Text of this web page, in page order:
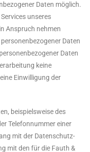
Daten möglich.
unseres
Anspruch nehmen
Daten
Daten
keine
Einwilligung der
beispielsweise des
Telefonnummer einer
mit der Datenschutz-
mit den für die Fauth &